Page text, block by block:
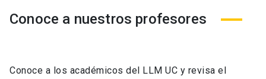
Conoce a nuestros profesores
Conoce a los académicos del LLM UC y revisa el